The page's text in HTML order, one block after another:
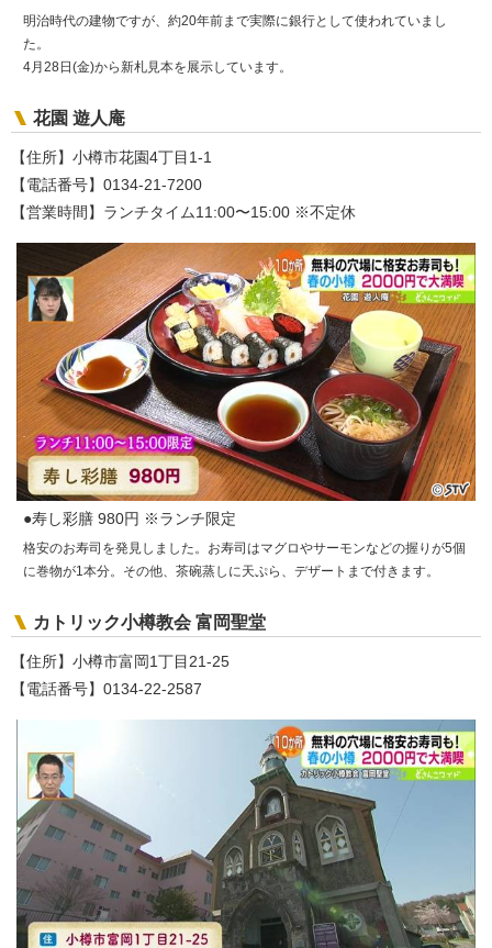
明治時代の建物ですが、約20年前まで実際に銀行として使われていまし
た。
4月28日(金)から新札見本を展示しています。
花園 遊人庵
【住所】小樽市花園4丁目1-1
【電話番号】0134-21-7200
【営業時間】ランチタイム11:00〜15:00 ※不定休
●寿し彩膳 980円 ※ランチ限定
格安のお寿司を発見しました。お寿司はマグロやサーモンなどの握りが5個
に巻物が1本分。その他、茶碗蒸しに天ぷら、デザートまで付きます。
カトリック小樽教会 富岡聖堂
【住所】小樽市富岡1丁目21-25
【電話番号】0134-22-2587